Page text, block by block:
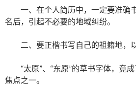
一、在个人简历中，一定要准确
名后，引起不必要的地域纠纷。
二、要正楷书写自己的祖籍地，
“太原”、“东原”的草书字体，竟
焦点之一。